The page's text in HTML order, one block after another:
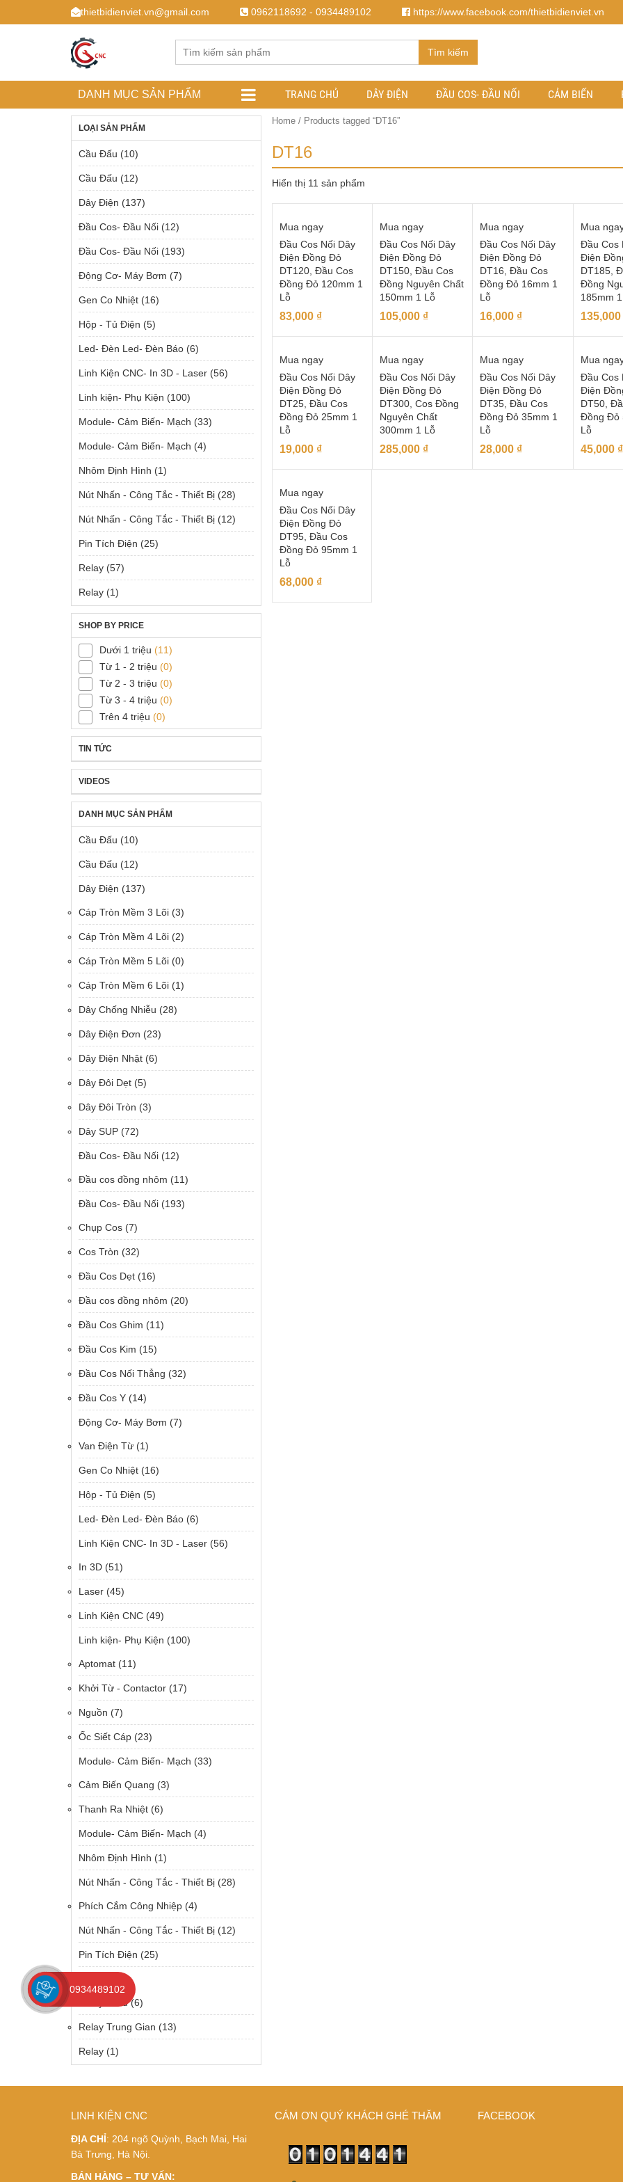
thietbidienviet.vn@gmail.com 0962118692 - 0934489102 https://www.facebook.com/thietbidienviet.vn
Tìm kiếm
DANH MỤC SẢN PHẨM TRANG CHỦ DÂY ĐIỆN ĐẦU COS- ĐẦU NỐI CẢM BIẾN
Home/ Products tagged “DT16”
DT16
Hiển thị 11 sản phẩm
Mua ngay
Đầu Cos Nối Dây
Điện Đồng Đỏ
DT120, Đầu Cos
Đồng Đỏ 120mm 1
Lỗ
83,000 ₫
Mua ngay
Đầu Cos Nối Dây
Điện Đồng Đỏ
DT150, Đầu Cos
Đồng Nguyên Chất
150mm 1 Lỗ
105,000 ₫
Mua ngay
Đầu Cos Nối Dây
Điện Đồng Đỏ
DT16, Đầu Cos
Đồng Đỏ 16mm 1
Lỗ
16,000 ₫
Mua
Đầu Cos
Điện
DT185,
Đồng
185mm
135,000
Mua ngay
Đầu Cos Nối Dây
Điện Đồng Đỏ
DT25, Đầu Cos
Đồng Đỏ 25mm 1
Lỗ
19,000 ₫
Mua ngay
Đầu Cos Nối Dây
Điện Đồng Đỏ
DT300, Cos Đồng
Nguyên Chất
300mm 1 Lỗ
285,000 ₫
Mua ngay
Đầu Cos Nối Dây
Điện Đồng Đỏ
DT35, Đầu Cos
Đồng Đỏ 35mm 1
Lỗ
28,000 ₫
Mua
Đầu Cos
Điện
DT50,
Đồng Đỏ
Lỗ
45,000 ₫
Mua ngay
Đầu Cos Nối Dây
Điện Đồng Đỏ
DT95, Đầu Cos
Đồng Đỏ 95mm 1
Lỗ
68,000 ₫
LOẠI SẢN PHẨM
Cầu Đấu (10)
Cầu Đấu (12)
Dây Điện (137)
Đầu Cos- Đầu Nối (12)
Đầu Cos- Đầu Nối (193)
Động Cơ- Máy Bơm (7)
Gen Co Nhiệt (16)
Hộp - Tủ Điện (5)
Led- Đèn Led- Đèn Báo (6)
Linh Kiện CNC- In 3D - Laser (56)
Linh kiện- Phụ Kiện (100)
Module- Cảm Biến- Mạch (33)
Module- Cảm Biến- Mạch (4)
Nhôm Định Hình (1)
Nút Nhấn - Công Tắc - Thiết Bị (28)
Nút Nhấn - Công Tắc - Thiết Bị (12)
Pin Tích Điện (25)
Relay (57)
Relay (1)
SHOP BY PRICE
Dưới 1 triệu (11)
Từ 1 - 2 triệu (0)
Từ 2 - 3 triệu (0)
Từ 3 - 4 triệu (0)
Trên 4 triệu (0)
TIN TỨC
VIDEOS
DANH MỤC SẢN PHẨM
Cầu Đấu (10)
Cầu Đấu (12)
Dây Điện (137)
Cáp Tròn Mềm 3 Lõi (3)
Cáp Tròn Mềm 4 Lõi (2)
Cáp Tròn Mềm 5 Lõi (0)
Cáp Tròn Mềm 6 Lõi (1)
Dây Chống Nhiễu (28)
Dây Điện Đơn (23)
Dây Điện Nhật (6)
Dây Đôi Dẹt (5)
Dây Đôi Tròn (3)
Dây SUP (72)
Đầu Cos- Đầu Nối (12)
Đầu cos đồng nhôm (11)
Đầu Cos- Đầu Nối (193)
Chụp Cos (7)
Cos Tròn (32)
Đầu Cos Dẹt (16)
Đầu cos đồng nhôm (20)
Đầu Cos Ghim (11)
Đầu Cos Kim (15)
Đầu Cos Nối Thẳng (32)
Đầu Cos Y (14)
Động Cơ- Máy Bơm (7)
Van Điện Từ (1)
Gen Co Nhiệt (16)
Hộp - Tủ Điện (5)
Led- Đèn Led- Đèn Báo (6)
Linh Kiện CNC- In 3D - Laser (56)
In 3D (51)
Laser (45)
Linh Kiện CNC (49)
Linh kiện- Phụ Kiện (100)
Aptomat (11)
Khởi Từ - Contactor (17)
Nguồn (7)
Ốc Siết Cáp (23)
Module- Cảm Biến- Mạch (33)
Cảm Biến Quang (3)
Thanh Ra Nhiệt (6)
Module- Cảm Biến- Mạch (4)
Nhôm Định Hình (1)
Nút Nhấn - Công Tắc - Thiết Bị (28)
Phích Cắm Công Nhiệp (4)
Nút Nhấn - Công Tắc - Thiết Bị (12)
Pin Tích Điện (25)
Relay Solid (6)
Relay Trung Gian (13)
Relay (1)
LINH KIỆN CNC
ĐỊA CHỈ: 204 ngõ Quỳnh, Bạch Mai, Hai
Bà Trưng, Hà Nội.
BÁN HÀNG – TƯ VẤN:
CÁM ƠN QUÝ KHÁCH GHÉ THĂM FACEBOOK
0934489102